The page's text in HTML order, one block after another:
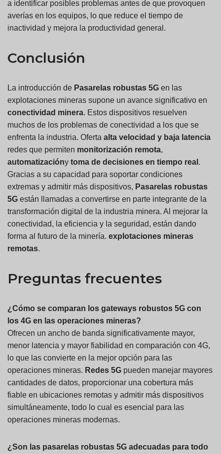
a identificar posibles problemas antes de que provoquen
averías en los equipos, lo que reduce el tiempo de
inactividad y mejora la productividad general.
Conclusión
La introducción de Pasarelas robustas 5G en las
explotaciones mineras supone un avance significativo en
conectividad minera. Estos dispositivos resuelven
muchos de los problemas de conectividad a los que se
enfrenta la industria. Oferta alta velocidad y baja latencia
redes que permiten monitorización remota,
automatizacióny toma de decisiones en tiempo real .
Gracias a su capacidad para soportar condiciones
extremas y admitir más dispositivos, Pasarelas robustas
5G están llamadas a convertirse en parte integrante de la
transformación digital de la industria minera. Al mejorar la
conectividad, la eficiencia y la seguridad, están dando
forma al futuro de la minería. explotaciones mineras
remotas.
Preguntas frecuentes
¿Cómo se comparan los gateways robustos 5G con
los 4G en las operaciones mineras?
Ofrecen un ancho de banda significativamente mayor,
menor latencia y mayor fiabilidad en comparación con 4G,
lo que las convierte en la mejor opción para las
operaciones mineras. Redes 5G pueden manejar mayores
cantidades de datos, proporcionar una cobertura más
fiable en ubicaciones remotas y admitir más dispositivos
simultáneamente, todo lo cual es esencial para las
operaciones mineras modernas.
¿Son las pasarelas robustas 5G adecuadas para todo